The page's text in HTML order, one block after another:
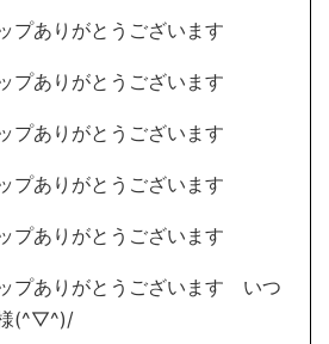
プありがとうございます
プありがとうございます
プありがとうございます
プありがとうございます
プありがとうございます
プありがとうございます いつ
(^▽^)/